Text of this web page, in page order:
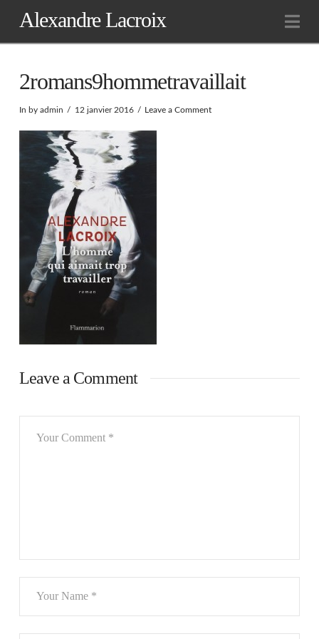
Alexandre Lacroix
2romans9hommetravaillait
In by admin 12 janvier 2016 Leave a Comment
Leave a Comment